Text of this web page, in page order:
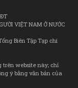
VIỆT NAM Ở NƯỚC
Biên Tập Tạp chí
website này; chỉ
ý bằng văn bản của